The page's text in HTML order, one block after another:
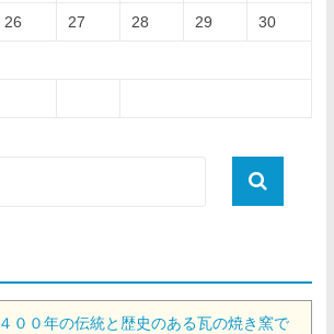
26 27 28 29 30
４００年の伝統と歴史のある瓦の焼き窯で